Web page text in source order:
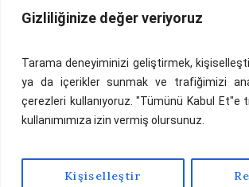
Gizliliğinize değer veriyoruz
Tarama deneyiminizi geliştirmek,
ya da içerikler sunmak ve trafiğimizi
çerezleri kullanıyoruz. "Tümünü Kabul Et"e
kullanımımıza izin vermiş olursunuz.
Kişiselleştir
Bu sayfa Kapadokya Araştırmaları
detaylı bilgi içintıklayınız.